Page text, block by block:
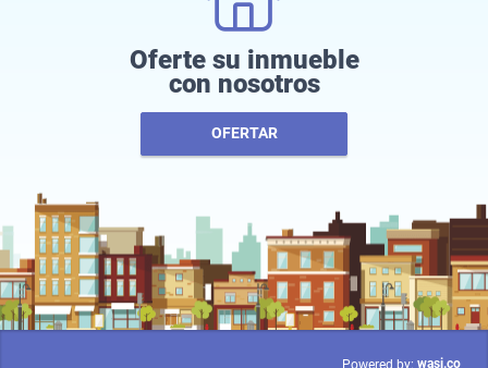
Oferte su inmueble
con nosotros
OFERTAR
Powered by: wasi.co